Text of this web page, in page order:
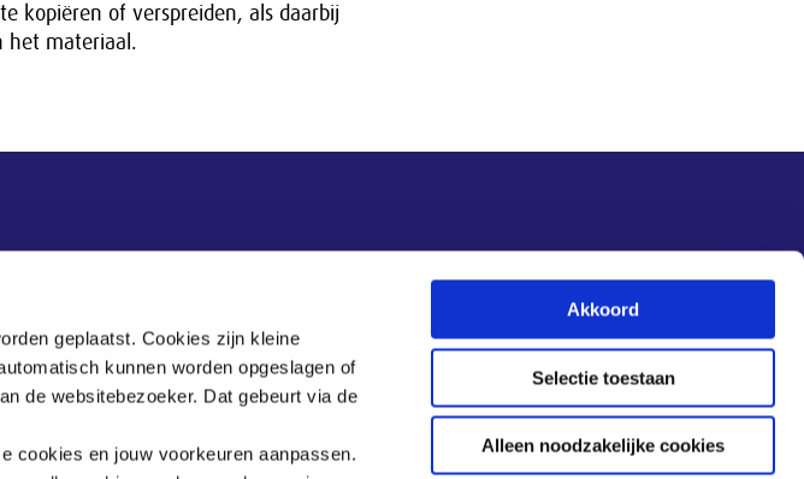
geplaatst. Cookies zijn kleine
kunnen worden opgeslagen of
de websitebezoeker. Dat gebeurt via de
cookies en jouw voorkeuren aanpassen.
Akkoord
Selectie toestaan
Alleen noodzakelijke cookies
kopiëren of verspreiden, als daarbij
het materiaal.
Nieuwsupdate
Inschrijven